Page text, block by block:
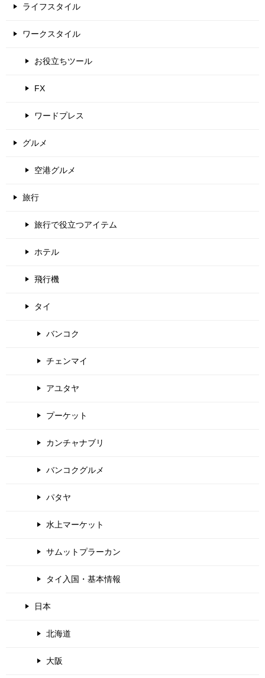
ライフスタイル
ワークスタイル
お役立ちツール
FX
ワードプレス
グルメ
空港グルメ
旅行
旅行で役立つアイテム
ホテル
飛行機
タイ
バンコク
チェンマイ
アユタヤ
プーケット
カンチャナブリ
バンコクグルメ
パタヤ
水上マーケット
サムットプラーカン
タイ入国・基本情報
日本
北海道
大阪